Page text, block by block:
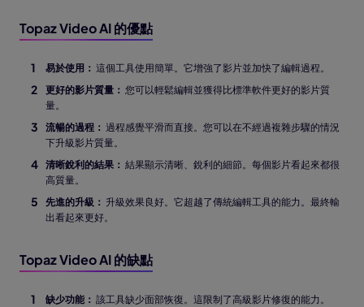
Topaz Video AI 的優點
易於使用： 這個工具使用簡單。它增強了影片並加快了編輯過程。
更好的影片質量： 您可以輕鬆編輯並獲得比標準軟件更好的影片質
量。
流暢的過程： 過程感覺平滑而直接。您可以在不經過複雜步驟的情況
下升級影片質量。
清晰銳利的結果： 結果顯示清晰、銳利的細節。每個影片看起來都很
高質量。
先進的升級： 升級效果良好。它超越了傳統編輯工具的能力。最終輸
出看起來更好。
Topaz Video AI 的缺點
缺少功能： 該工具缺少面部恢復。這限制了高級影片修復的能力。